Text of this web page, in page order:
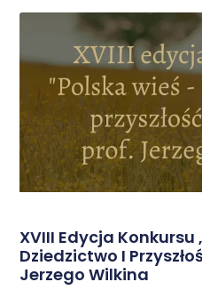
XVIII Edycja Konkursu
Dziedzictwo I
Jerzego Wilkina